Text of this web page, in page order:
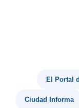
El Portal
Ciudad Informa